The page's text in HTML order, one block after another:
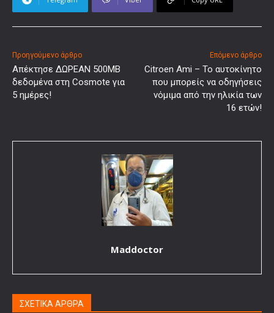
Προηγούμενο άρθρο
Απέκτησε ΔΩΡΕΑΝ 500ΜΒ
δεδομένα στη Cosmote για
5 ημέρες!
Επόμενο άρθρο
Citroen Ami – Το αυτοκίνητο
που μπορείς να οδηγήσεις
νόμιμα από την ηλικία των
16 ετών!
Maddoctor
ΣΧΕΤΙΚΑ ΑΡΘΡΑ